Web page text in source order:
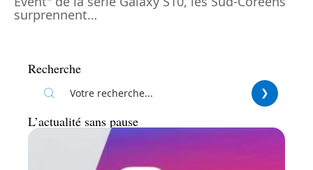
surprennent…
Recherche
L’actualité sans pause